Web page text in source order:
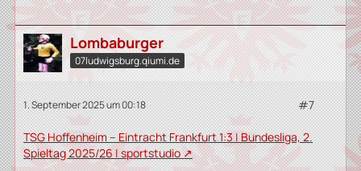
Lombaburger
07ludwigsburg.qiumi.de
1. September 2025 um 00:18 #7
TSG Hoffenheim – Eintracht Frankfurt 1:3 | Bundesliga, 2.
Spieltag 2025/26 | sportstudio